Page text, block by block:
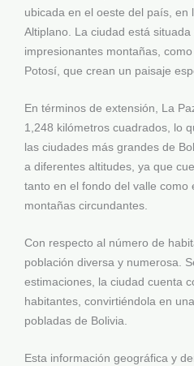
ubicada en el oeste del país, en
Altiplano. La ciudad está
impresionantes montañas,
Potosí, que crean un paisaje
En términos de extensión, La
1,248 kilómetros cuadrados, lo
las ciudades más grandes de
a diferentes altitudes, ya que
tanto en el fondo del valle como
montañas circundantes.
Con respecto al número de
población diversa y numerosa.
estimaciones, la ciudad cuenta
habitantes, convirtiéndola en
pobladas de Bolivia.
Esta información geográfica y